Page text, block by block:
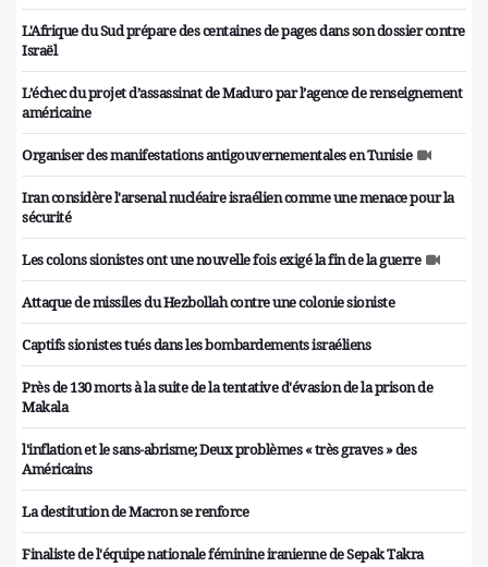
L'Afrique du Sud prépare des centaines de pages dans son dossier contre
Israël
L’échec du projet d’assassinat de Maduro par l’agence de renseignement
américaine
Organiser des manifestations antigouvernementales en Tunisie
Iran considère l'arsenal nucléaire israélien comme une menace pour la
sécurité
Les colons sionistes ont une nouvelle fois exigé la fin de la guerre
Attaque de missiles du Hezbollah contre une colonie sioniste
Captifs sionistes tués dans les bombardements israéliens
Près de 130 morts à la suite de la tentative d'évasion de la prison de
Makala
l'inflation et le sans-abrisme; Deux problèmes « très graves » des
Américains
La destitution de Macron se renforce
Finaliste de l'équipe nationale féminine iranienne de Sepak Takra